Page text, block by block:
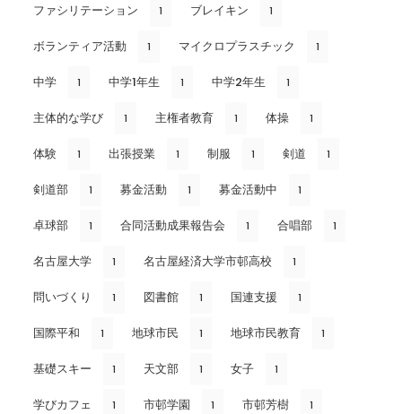
ファシリテーション 1 ブレイキン 1
ボランティア活動 1 マイクロプラスチック 1
中学 1 中学1年生 1 中学2年生 1
主体的な学び 1 主権者教育 1 体操 1
体験 1 出張授業 1 制服 1 剣道 1
剣道部 1 募金活動 1 募金活動中 1
卓球部 1 合同活動成果報告会 1 合唱部 1
名古屋大学 1 名古屋経済大学市邨高校 1
問いづくり 1 図書館 1 国連支援 1
国際平和 1 地球市民 1 地球市民教育 1
基礎スキー 1 天文部 1 女子 1
学びカフェ 1 市邨学園 1 市邨芳樹 1